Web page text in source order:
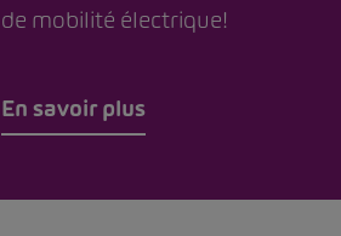
de mobilité électrique!
En savoir plus